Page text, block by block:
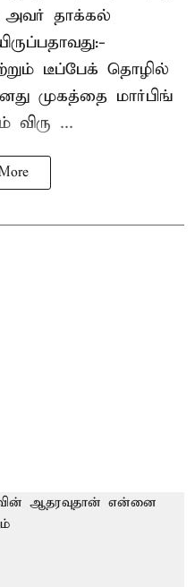
அவர் தாக்கல்
டீப்பேக் தொழில்
முகத்தை மார்பிங்
விரு ...